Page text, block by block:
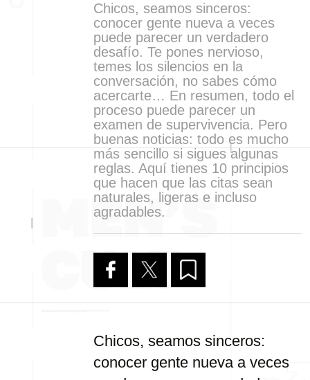
Chicos, seamos sinceros:
conocer gente nueva a veces
puede parecer un verdadero
desafío. Te pones nervioso,
temes los silencios en la
conversación, no sabes cómo
acercarte… En resumen, todo el
proceso puede parecer un
examen de supervivencia. Pero
buenas noticias: todo es mucho
más sencillo si sigues algunas
reglas. Aquí tienes 10 principios
que hacen que las citas sean
naturales, ligeras e incluso
agradables.
Chicos, seamos sinceros:
conocer gente nueva a veces